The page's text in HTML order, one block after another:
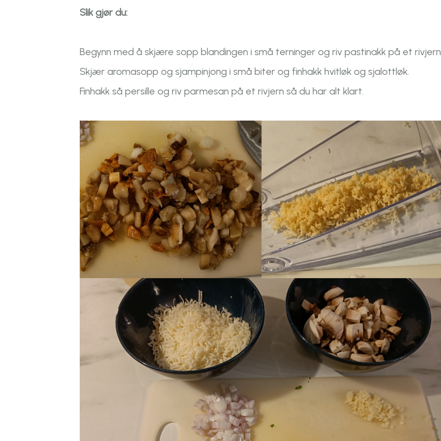
Slik gjør du:
Begynn med å skjære sopp blandingen i små terninger og riv pastinakk på et
Skjær aromasopp og sjampinjong i små biter og finhakk hvitløk og sjalottløk.
Finhakk så persille og riv parmesan på et rivjern så du har alt klart.